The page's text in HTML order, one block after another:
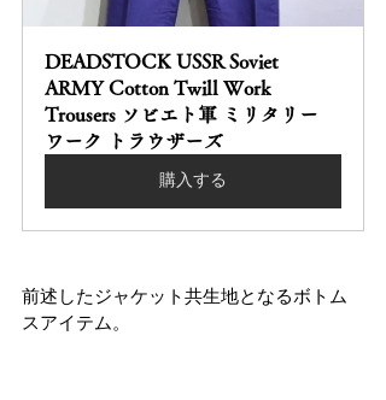
DEADSTOCK USSR Soviet
ARMY Cotton Twill Work
Trousers ソビエト軍 ミリタリー
ワーク トラウザーズ
購入する
前述したジャケット共生地となるボトム
スアイテム。